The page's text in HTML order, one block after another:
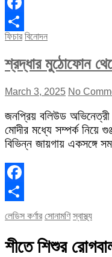
Facebook
Share
ফিচার বিনোদন
শ্রদ্ধার মুঠোফোন
March 3, 2025 No
জনপ্রিয় বলিউড অভিনেত্রী
মোদীর মধ্যে সম্পর্ক নিয়ে
বিভিন্ন জায়গায় একসঙ্গে
Facebook
Share
লেডিস কর্ণার সোনামণি স্বাস্থ্য
শীতে শিশুর